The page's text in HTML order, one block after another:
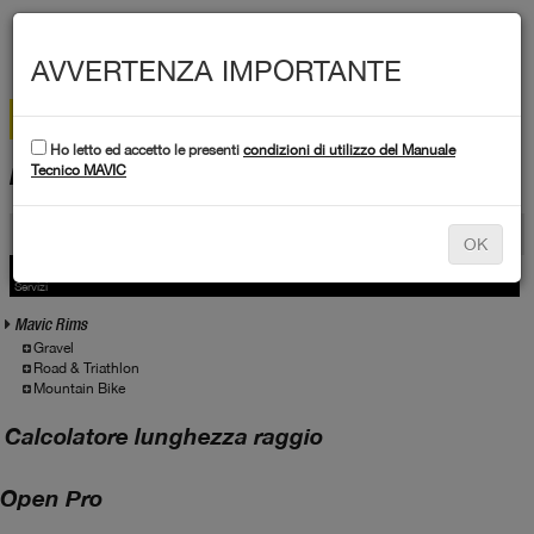
DATI TECNICI
Servizi
Mavic Rims
Gravel
Road & Triathlon
Mountain Bike
Calcolatore lunghezza raggio
Open Pro
AVVERTENZA IMPORTANTE
Ho letto ed accetto le presenti condizioni di utilizzo del Manuale
Tecnico MAVIC
OK